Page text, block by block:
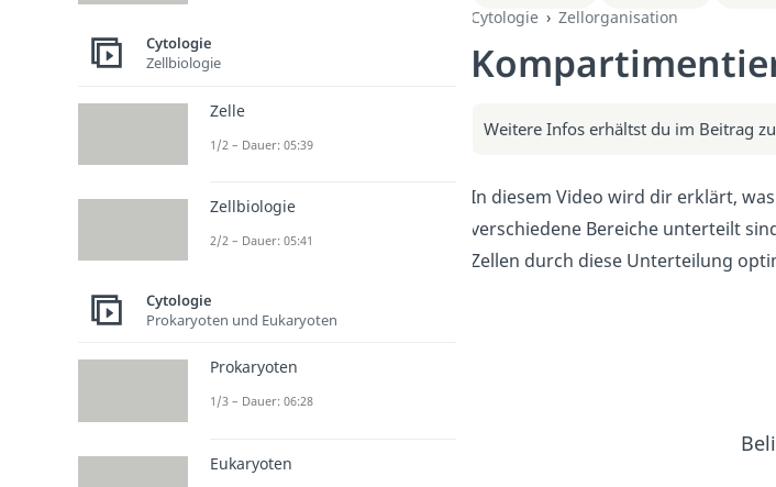
Cytologie
Zellorganisation
Weitere Infos erhältst du im Beitrag
In diesem Video wird dir erklärt,
verschiedene Bereiche unterteilt
Zellen durch diese Unterteilung
Cytologie
Zellbiologie
Zelle
1/2 – Dauer: 05:39
Zellbiologie
2/2 – Dauer: 05:41
Cytologie
Prokaryoten und Eukaryoten
Prokaryoten
1/3 – Dauer: 06:28
Eukaryoten